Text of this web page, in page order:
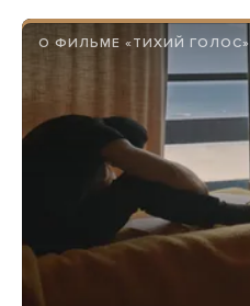
О ФИЛЬМЕ «ТИХИЙ ГОЛОС»